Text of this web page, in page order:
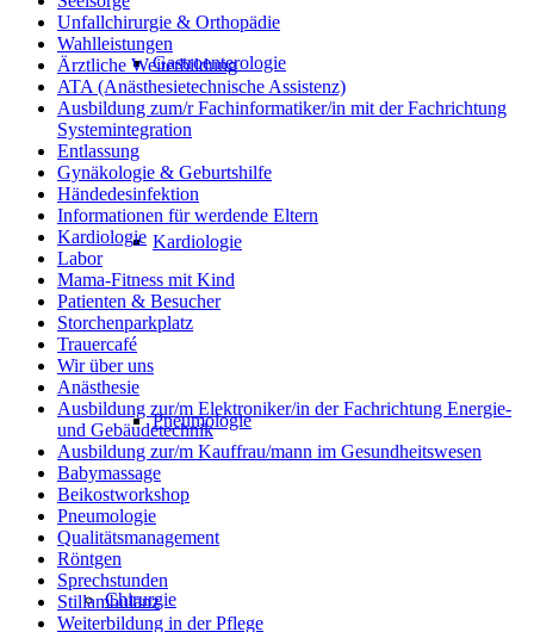
Gastroenterologie
Kardiologie
Pneumologie
Chirurgie
Unfallchirurgie & Orthopädie
Wahlleistungen
Ärztliche Weiterbildung
ATA (Anästhesietechnische Assistenz)
Ausbildung zum/r Fachinformatiker/in mit der Fachrichtung
Systemintegration
Entlassung
Gynäkologie & Geburtshilfe
Händedesinfektion
Informationen für werdende Eltern
Kardiologie
Labor
Mama-Fitness mit Kind
Patienten & Besucher
Storchenparkplatz
Trauercafé
Wir über uns
Anästhesie
Ausbildung zur/m Elektroniker/in der Fachrichtung Energie-
und Gebäudetechnik
Ausbildung zur/m Kauffrau/mann im Gesundheitswesen
Babymassage
Beikostworkshop
Pneumologie
Qualitätsmanagement
Röntgen
Sprechstunden
Stillambulanz
Weiterbildung in der Pflege